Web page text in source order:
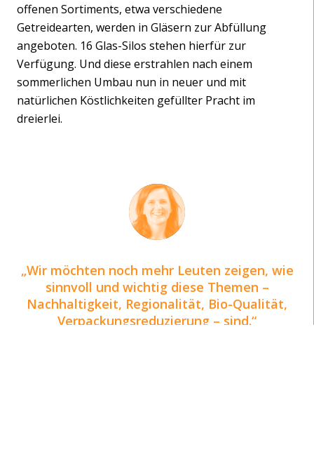
offenen Sortiments, etwa verschiedene
Getreidearten, werden in Gläsern zur Abfüllung
angeboten. 16 Glas-Silos stehen hierfür zur
Verfügung. Und diese erstrahlen nach einem
sommerlichen Umbau nun in neuer und mit
natürlichen Köstlichkeiten gefüllter Pracht im
dreierlei.
Wir möchten noch mehr Leuten zeigen, wie
sinnvoll und wichtig diese Themen –
Nachhaltigkeit, Regionalität, Bio-Qualität,
Verpackungsreduzierung – sind.